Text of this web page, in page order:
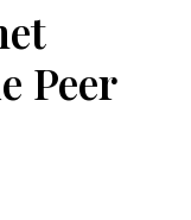
Peer